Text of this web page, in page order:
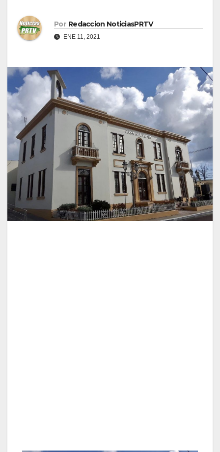
Por Redaccion NoticiasPRTV
ENE 11, 2021